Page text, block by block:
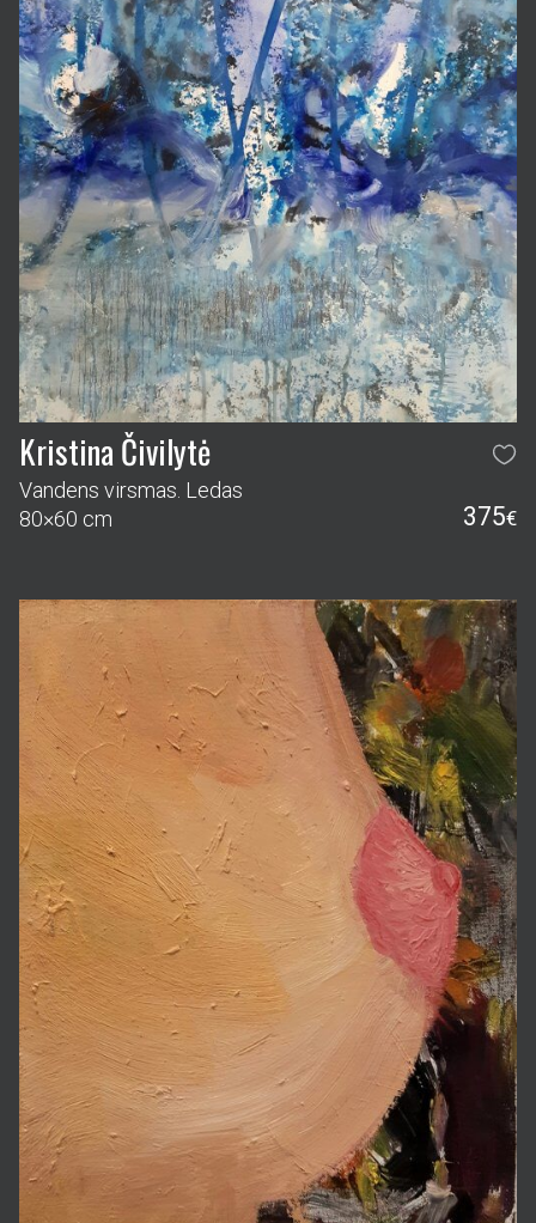
Kristina Čivilytė
Vandens virsmas. Ledas
80×60 cm
375€